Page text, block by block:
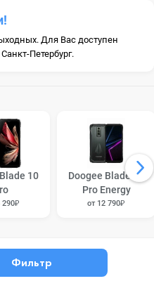
Для Вас доступен
Петербург.
10
290₽
Doogee Blade 10
Pro Energy
от 12 790₽
Фильтр